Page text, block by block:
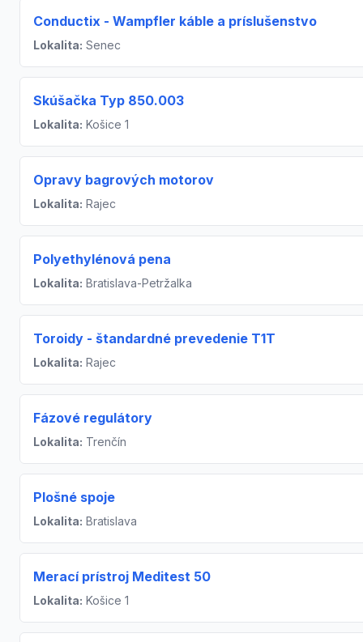
Conductix - Wampfler káble a príslušenstvo
Lokalita: Senec
Skúšačka Typ 850.003
Lokalita: Košice 1
Opravy bagrových motorov
Lokalita: Rajec
Polyethylénová pena
Lokalita: Bratislava-Petržalka
Toroidy - štandardné prevedenie T1T
Lokalita: Rajec
Fázové regulátory
Lokalita: Trenčín
Plošné spoje
Lokalita: Bratislava
Merací prístroj Meditest 50
Lokalita: Košice 1